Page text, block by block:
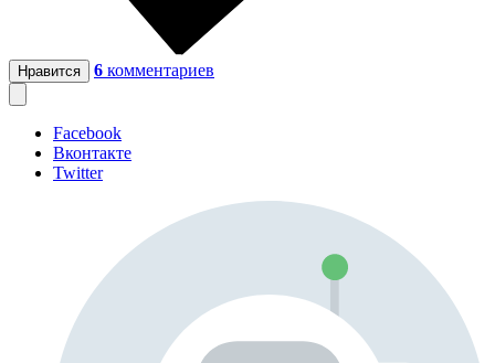
Нравится 6 комментариев
Facebook
Вконтакте
Twitter